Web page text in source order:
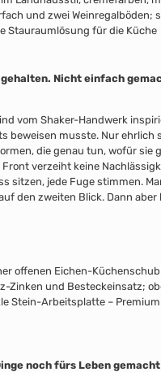
Nicht einfach
vom Shaker-Handwerk
beweisen musste. Nur ehrlich
die genau tun, wofür sie
verzeiht keine
sitzen, jede Fuge stimmen.
den zweiten Blick. Dann aber
noch fürs Leben